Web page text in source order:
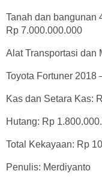
Tanah dan bangunan
Rp 7.000.000.000
Alat Transportasi dan
Toyota Fortuner
Kas dan Setara Kas:
Hutang: Rp
Total Kekayaan: Rp
Penulis: Merdiyanto